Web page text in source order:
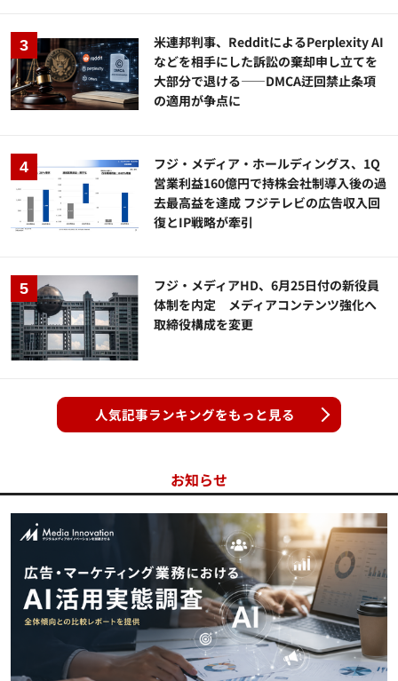
米連邦判事、RedditによるPerplexity AI
などを相手にした訴訟の棄却申し立てを
大部分で退ける——DMCA迂回禁止条項
の適用が争点に
フジ・メディア・ホールディングス、1Q
営業利益160億円で持株会社制導入後の過
去最高益を達成 フジテレビの広告収入回
復とIP戦略が牽引
フジ・メディアHD、6月25日付の新役員
体制を内定 メディアコンテンツ強化へ
取締役構成を変更
人気記事ランキングをもっと見る
お知らせ